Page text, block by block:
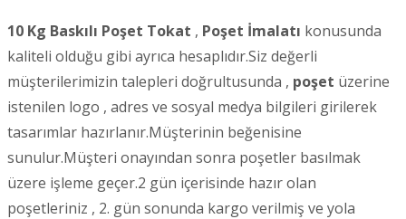
10 Kg Baskılı Poşet Tokat , Poşet İmalatı konusunda
kaliteli olduğu gibi ayrıca hesaplıdır.Siz değerli
müşterilerimizin talepleri doğrultusunda , poşet üzerine
istenilen logo , adres ve sosyal medya bilgileri girilerek
tasarımlar hazırlanır.Müşterinin beğenisine
sunulur.Müşteri onayından sonra poşetler basılmak
üzere işleme geçer.2 gün içerisinde hazır olan
poşetleriniz , 2. gün sonunda kargo verilmiş ve yola